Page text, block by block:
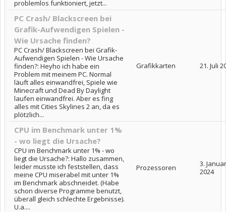
problemlos funktioniert, jetzt...
PC Crash/ Blackscreen bei
Grafik-Aufwendigen Spielen -
Wie Ursache finden?
PC Crash/ Blackscreen bei Grafik-
Aufwendigen Spielen - Wie Ursache
finden?: Heyho ich habe ein
Problem mit meinem PC. Normal
läuft alles einwandfrei, Spiele wie
Minecraft und Dead By Daylight
laufen einwandfrei. Aber es fing
alles mit Cities Skylines 2 an, da es
plötzlich...
Grafikkarten 21. Juli
CPU im Benchmark unter 1%
- wo liegt die Ursache?
CPU im Benchmark unter 1% - wo
liegt die Ursache?: Hallo zusammen,
leider musste ich feststellen, dass
meine CPU miserabel mit unter 1%
im Benchmark abschneidet. (Habe
schon diverse Programme benutzt,
überall gleich schlechte Ergebnisse).
U.a....
Prozessoren
3. Januar
2024